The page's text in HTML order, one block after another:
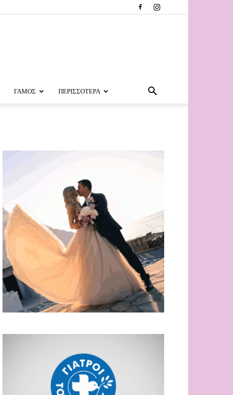
ΓΑΜΟΣ ΠΕΡΙΣΣΟΤΕΡΑ